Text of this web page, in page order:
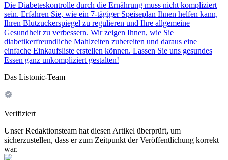
Die Diabeteskontrolle durch die Ernährung muss nicht kompliziert
sein. Erfahren Sie, wie ein 7-tägiger Speiseplan Ihnen helfen kann,
Ihren Blutzuckerspiegel zu regulieren und Ihre allgemeine
Gesundheit zu verbessern. Wir zeigen Ihnen, wie Sie
diabetikerfreundliche Mahlzeiten zubereiten und daraus eine
einfache Einkaufsliste erstellen können. Lassen Sie uns gesundes
Essen ganz unkompliziert gestalten!
Das Listonic-Team
Verifiziert
Unser Redaktionsteam hat diesen Artikel überprüft, um
sicherzustellen, dass er zum Zeitpunkt der Veröffentlichung korrekt
war.